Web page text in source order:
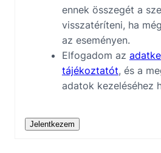
ennek összegét a
visszatéríteni, ha
az eseményen.
Elfogadom az
tájékoztatót, és a
adatok kezeléséhez